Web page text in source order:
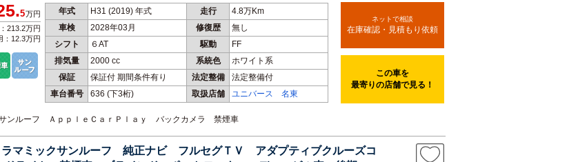
年式 H31 (2019) 年式 走行
4.8万Km
車検
2028年03月 修復歴
無し
シフト
６AT 駆動
FF
排気量
2000 cc 系統色
ホワイト系
保証
保証付 期間条件有り 法定整備
法定整備付
車台番号
636 (下3桁) 取扱店舗 ユニバース 名東
5万円
213.2万円
：12.3万円
ンルーフ ＡｐｐｌｅＣａｒＰｌａｙ バックカメラ 禁煙車
ネットで相談
在庫確認・見積もり依頼
この車を
最寄りの店舗で見る！
マミックサンルーフ 純正ナビ フルセグＴＶ アダプティブクルーズコ